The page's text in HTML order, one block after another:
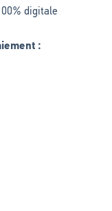
digitale
: